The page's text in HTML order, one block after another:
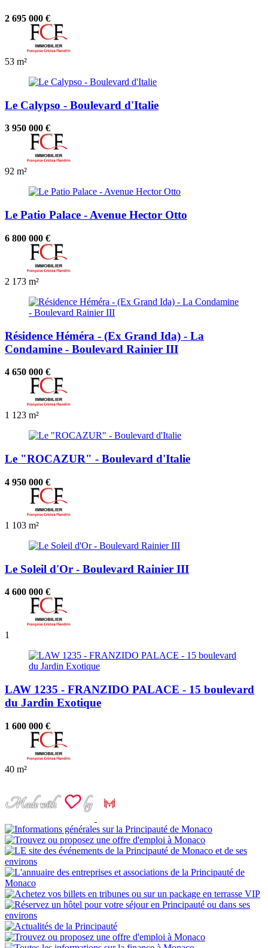
2 695 000 €
53 m²
Le Calypso - Boulevard d'Italie
3 950 000 €
92 m²
Le Patio Palace - Avenue Hector Otto
6 800 000 €
2 173 m²
Résidence Héméra - (Ex Grand Ida) - La
Condamine - Boulevard Rainier III
4 650 000 €
1 123 m²
Le "ROCAZUR" - Boulevard d'Italie
4 950 000 €
1 103 m²
Le Soleil d'Or - Boulevard Rainier III
4 600 000 €
1
LAW 1235 - FRANZIDO PALACE - 15 boulevard
du Jardin Exotique
1 600 000 €
40 m²